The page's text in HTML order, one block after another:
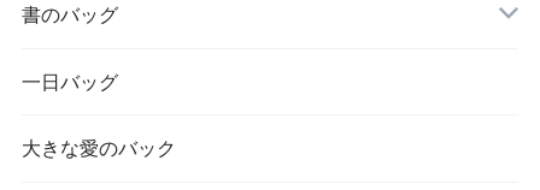
書のバッグ
一日バッグ
大きな愛のバック